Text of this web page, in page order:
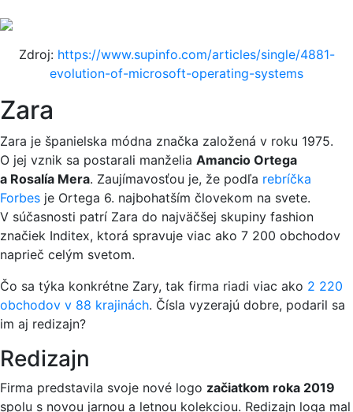
Zdroj: https://www.supinfo.com/articles/single/4881-
evolution-of-microsoft-operating-systems
Zara
Zara je španielska módna značka založená v roku 1975.
O jej vznik sa postarali manželia Amancio Ortega
a Rosalía Mera. Zaujímavosťou je, že podľa rebríčka
Forbes je Ortega 6. najbohatším človekom na svete.
V súčasnosti patrí Zara do najväčšej skupiny fashion
značiek Inditex, ktorá spravuje viac ako 7 200 obchodov
naprieč celým svetom.
Čo sa týka konkrétne Zary, tak firma riadi viac ako 2 220
obchodov v 88 krajinách. Čísla vyzerajú dobre, podaril sa
im aj redizajn?
Redizajn
Firma predstavila svoje nové logo začiatkom roka 2019
spolu s novou jarnou a letnou kolekciou. Redizajn loga mal